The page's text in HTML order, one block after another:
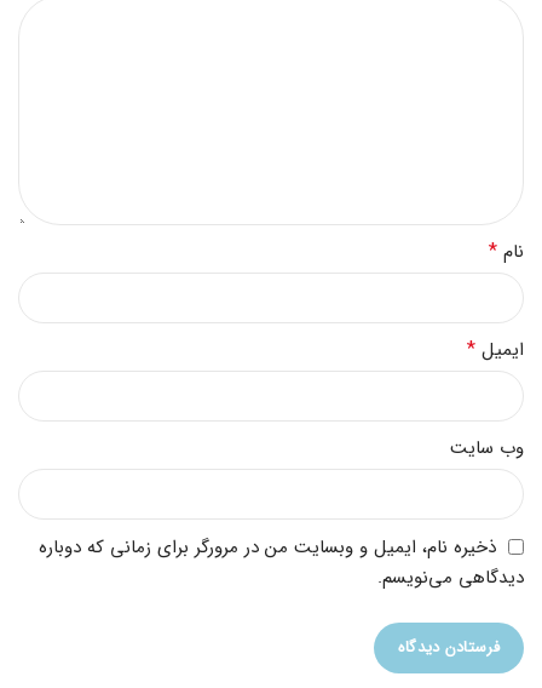
نام *
ایمیل *
وب‌ سایت
ذخیره نام، ایمیل و وبسایت من در مرورگر برای زمانی که دوباره
دیدگاهی می‌نویسم.